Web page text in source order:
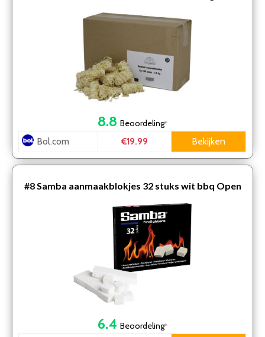
8.8 Beoordeling*
Bol.com €19.99 Bekijken
#8 Samba aanmaakblokjes 32 stuks wit bbq Open
haard
6.4 Beoordeling*